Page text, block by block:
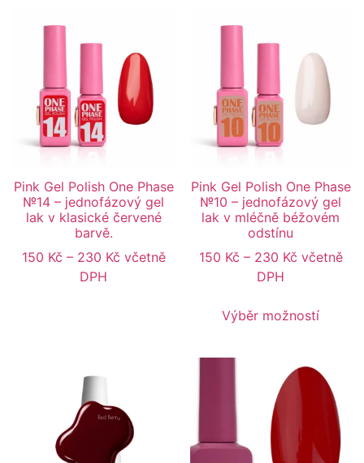
Pink Gel Polish One Phase
№14 – jednofázový gel
lak v klasické červené
barvě.
150 Kč – 230 Kč včetně
DPH
Pink Gel Polish One Phase
№10 – jednofázový gel
lak v mléčně béžovém
odstínu
150 Kč – 230 Kč včetně
DPH
Výběr možností